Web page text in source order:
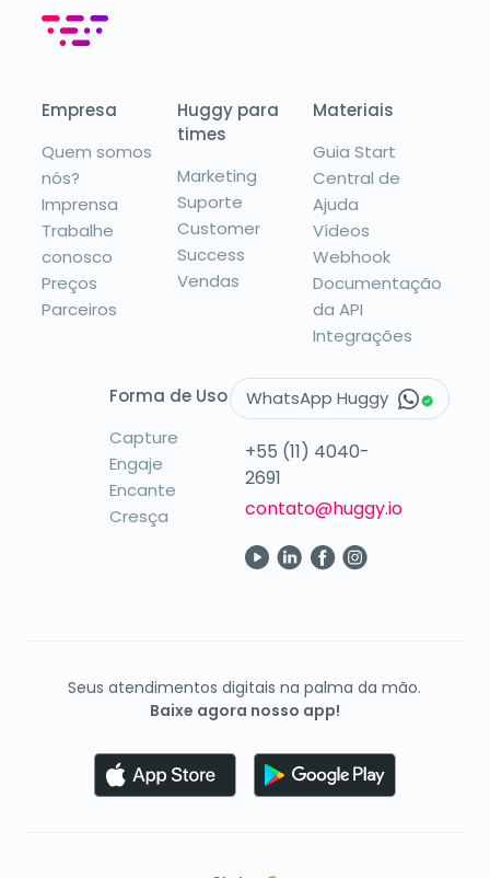
Empresa
Quem somos
nós?
Imprensa
Trabalhe
conosco
Preços
Parceiros
Huggy para
times
Marketing
Suporte
Customer
Success
Vendas
Materiais
Guia Start
Central de
Ajuda
Vídeos
Webhook
Documentação
da API
Integrações
Forma de Uso
Capture
Engaje
Encante
Cresça
WhatsApp Huggy
+55 (11) 4040-
2691
contato@huggy.io
Seus atendimentos digitais na palma da mão.
Baixe agora nosso app!